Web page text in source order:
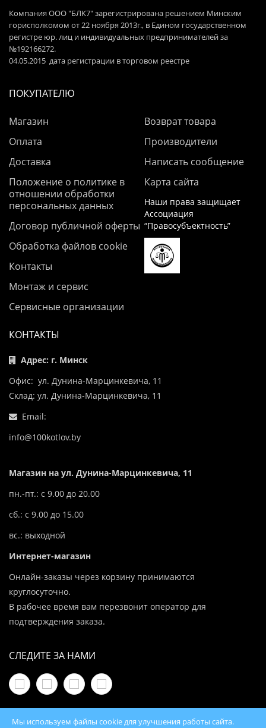
Компания ООО "БЛК7" зарегистрирована решением Минским
горисполкомом от 22 ноября 2013г., в Едином государственном
регистре юр. лиц и индивидуальных предпринимателей за
№192166272.
04.05.2015 дата регистрации в торговом реестре
ПОКУПАТЕЛЮ
Магазин
Оплата
Доставка
Положение о политике в
отношении обработки
персональных данных
Договор публичной оферты
Обработка файлов cookie
Контакты
Монтаж и сервис
Сервисные организации
Возврат товара
Производители
Написать сообщение
Карта сайта
Наши права защищает
Ассоциация
“Правосубъектность”
КОНТАКТЫ
Адрес: г. Минск
Офис: ул. Дунина-Марцинкевича, 11
Склад: ул. Дунина-Марцинкевича, 11
Email:
info@100kotlov.by
Магазин на ул. Дунина-Марцинкевича, 11
пн.-пт.: с 9.00 до 20.00
сб.: с 9.00 до 15.00
вс.: выходной
Интернет-магазин
Онлайн-заказы через корзину принимаются
круглосуточно.
В рабочее время вам перезвонит оператор для
подтверждения заказа.
СЛЕДИТЕ ЗА НАМИ
Мы используем файлы cookie для улучшения работы сайта.